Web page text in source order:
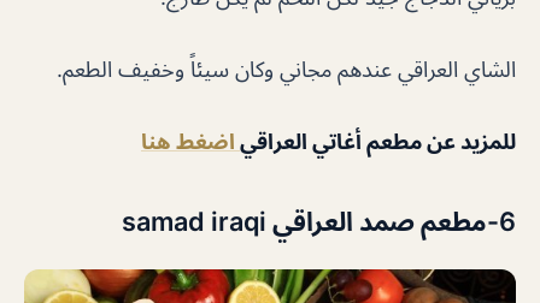
الشاي العراقي عندهم مجاني وكان سيئاً وخفيف الطعم.
للمزيد عن مطعم أغاتي العراقي اضغط هنا
6-مطعم صمد العراقي samad iraqi